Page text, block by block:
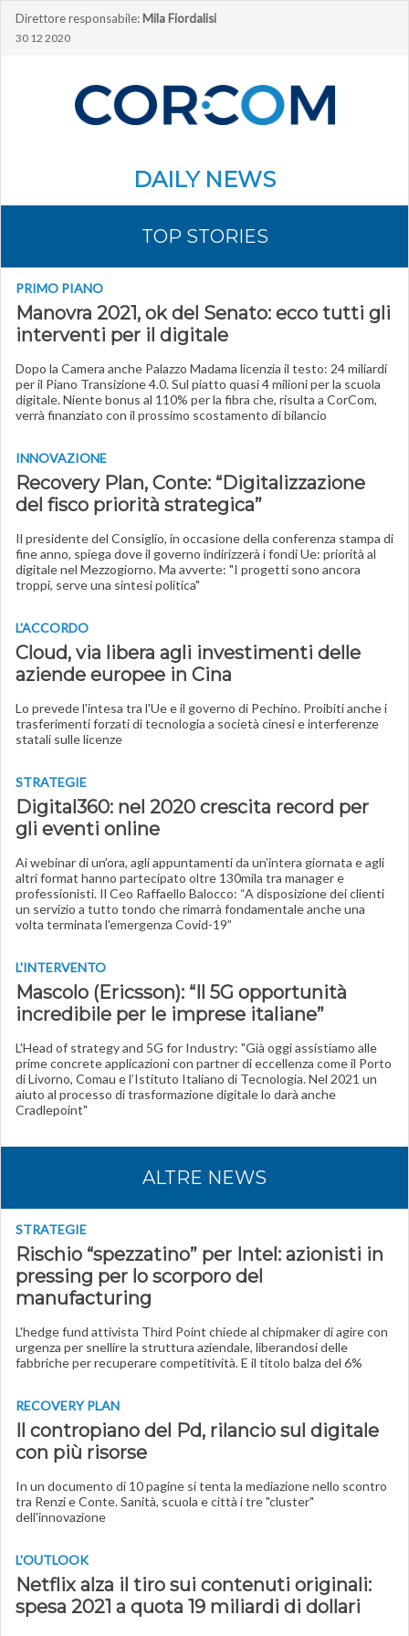
Direttore responsabile: Mila Fiordalisi
30 12 2020
DAILY NEWS
TOP STORIES
PRIMO PIANO
Manovra 2021, ok del Senato: ecco tutti gli
interventi per il digitale
Dopo la Camera anche Palazzo Madama licenzia il testo: 24 miliardi
per il Piano Transizione 4.0. Sul piatto quasi 4 milioni per la scuola
digitale. Niente bonus al 110% per la fibra che, risulta a CorCom,
verrà finanziato con il prossimo scostamento di bilancio
INNOVAZIONE
Recovery Plan, Conte: “Digitalizzazione
del fisco priorità strategica”
Il presidente del Consiglio, in occasione della conferenza stampa di
fine anno, spiega dove il governo indirizzerà i fondi Ue: priorità al
digitale nel Mezzogiorno. Ma avverte: "I progetti sono ancora
troppi, serve una sintesi politica"
L'ACCORDO
Cloud, via libera agli investimenti delle
aziende europee in Cina
Lo prevede l'intesa tra l'Ue e il governo di Pechino. Proibiti anche i
trasferimenti forzati di tecnologia a società cinesi e interferenze
statali sulle licenze
STRATEGIE
Digital360: nel 2020 crescita record per
gli eventi online
Ai webinar di un’ora, agli appuntamenti da un’intera giornata e agli
altri format hanno partecipato oltre 130mila tra manager e
professionisti. Il Ceo Raffaello Balocco: “A disposizione dei clienti
un servizio a tutto tondo che rimarrà fondamentale anche una
volta terminata l'emergenza Covid-19”
L'INTERVENTO
Mascolo (Ericsson): “Il 5G opportunità
incredibile per le imprese italiane”
L'Head of strategy and 5G for Industry: "Già oggi assistiamo alle
prime concrete applicazioni con partner di eccellenza come il Porto
di Livorno, Comau e l’Istituto Italiano di Tecnologia. Nel 2021 un
aiuto al processo di trasformazione digitale lo darà anche
Cradlepoint"
ALTRE NEWS
STRATEGIE
Rischio “spezzatino” per Intel: azionisti in
pressing per lo scorporo del
manufacturing
L'hedge fund attivista Third Point chiede al chipmaker di agire con
urgenza per snellire la struttura aziendale, liberandosi delle
fabbriche per recuperare competitività. E il titolo balza del 6%
RECOVERY PLAN
Il contropiano del Pd, rilancio sul digitale
con più risorse
In un documento di 10 pagine si tenta la mediazione nello scontro
tra Renzi e Conte. Sanità, scuola e città i tre "cluster"
dell'innovazione
L'OUTLOOK
Netflix alza il tiro sui contenuti originali:
spesa 2021 a quota 19 miliardi di dollari